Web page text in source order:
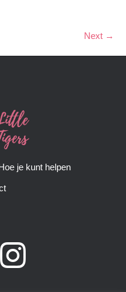
Next →
je kunt helpen